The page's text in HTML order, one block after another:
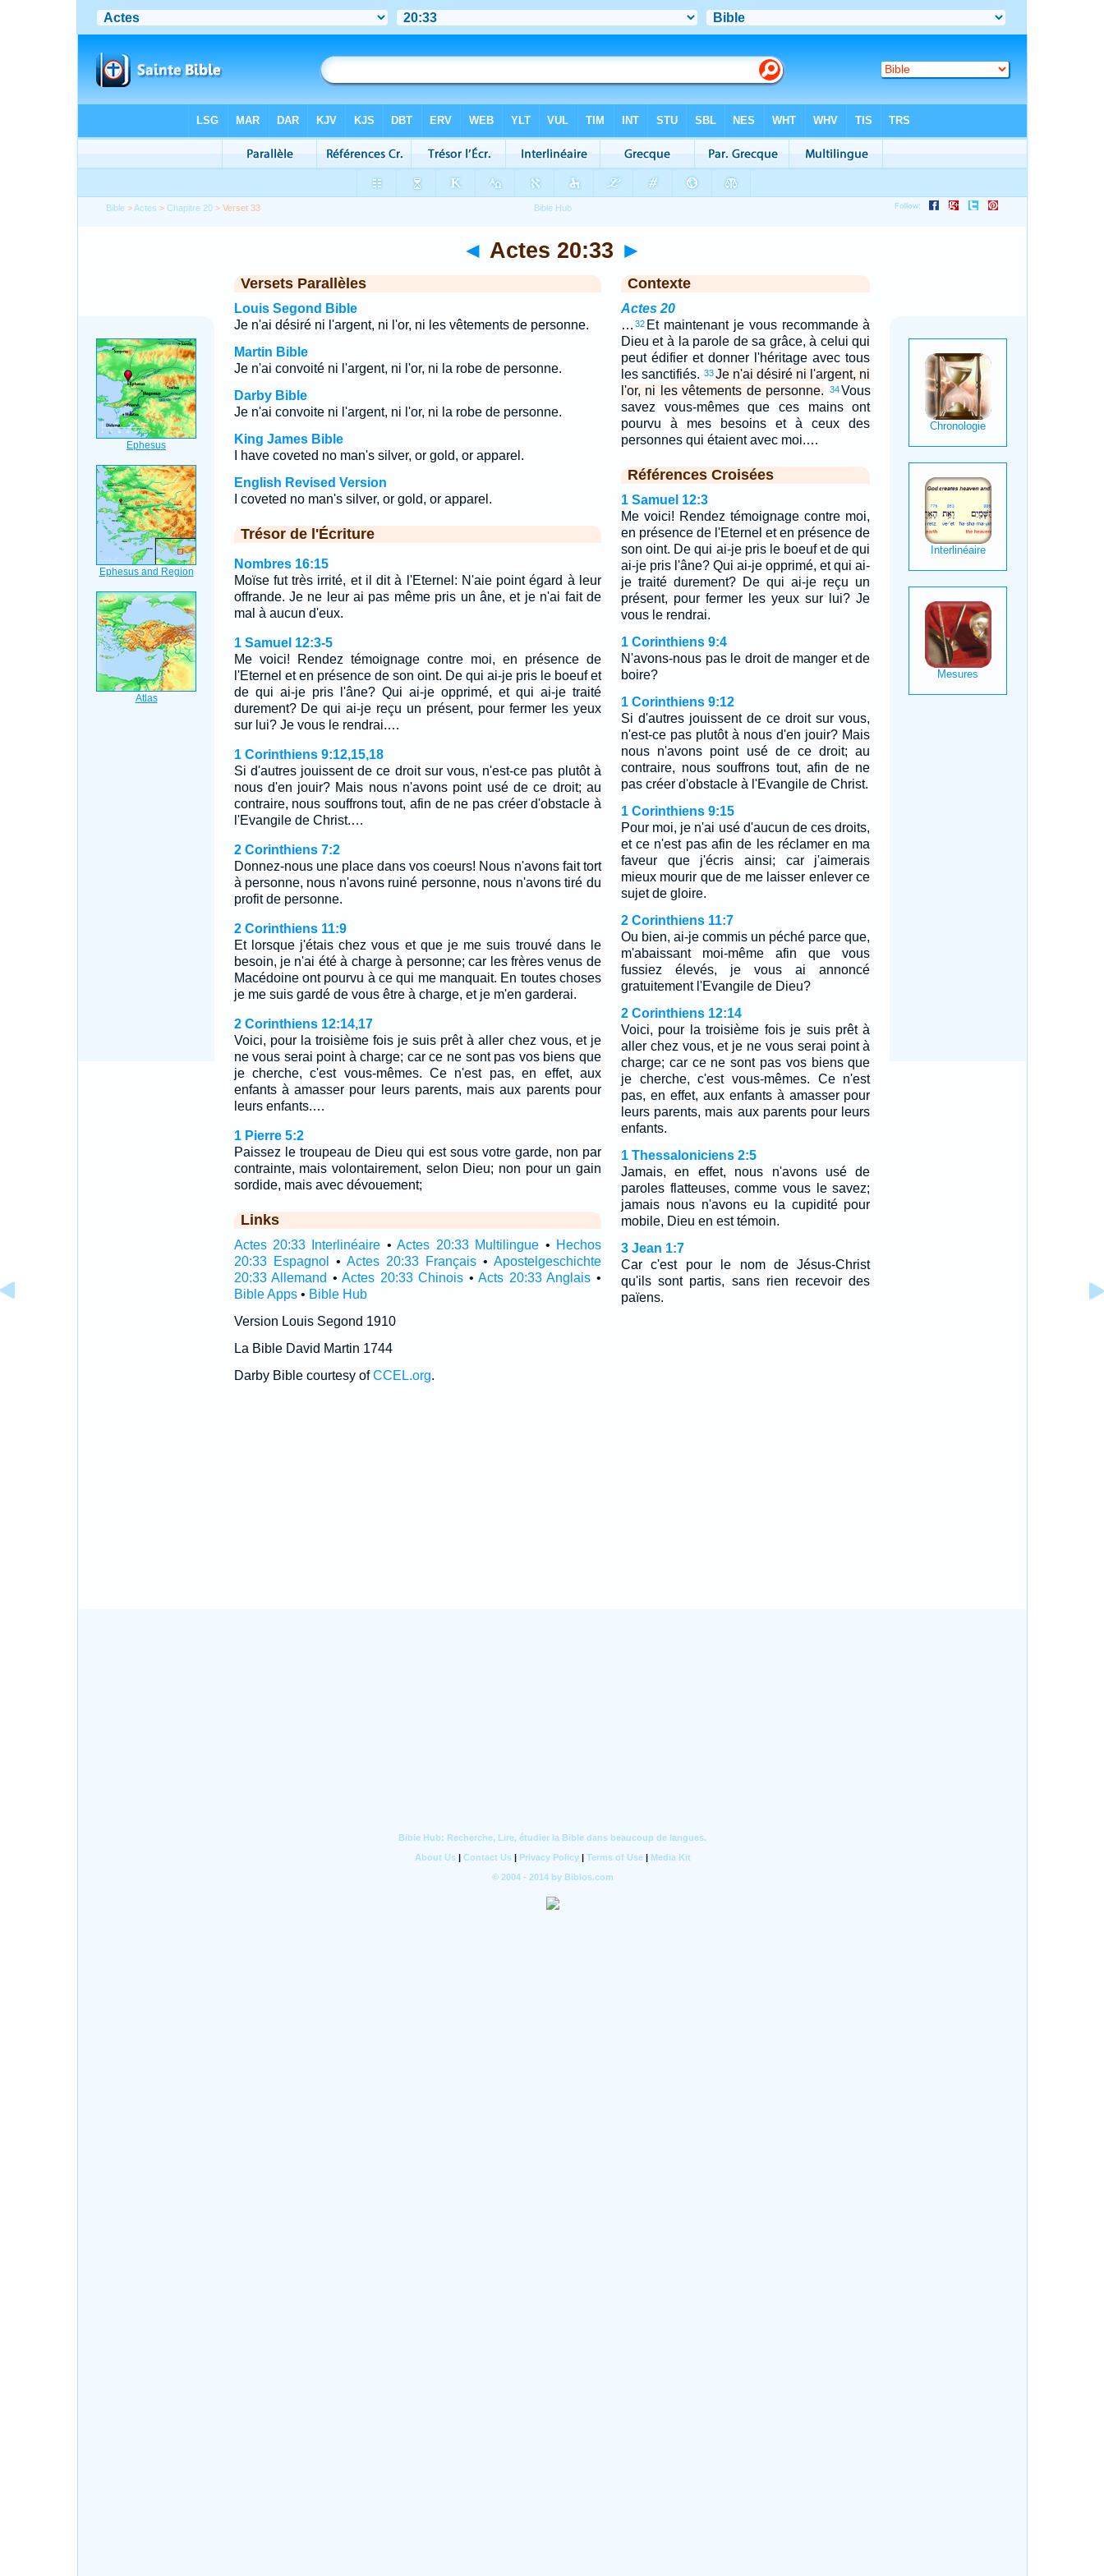
Bible >Actes >Chapitre 20 > Verset 33
◄ Actes 20:33 ►
Versets Parallèles
Louis Segond Bible
Je n'ai désiré ni l'argent, ni l'or, ni les vêtements de personne.
Martin Bible
Je n'ai convoité ni l'argent, ni l'or, ni la robe de personne.
Darby Bible
Je n'ai convoite ni l'argent, ni l'or, ni la robe de personne.
King James Bible
I have coveted no man's silver, or gold, or apparel.
English Revised Version
I coveted no man's silver, or gold, or apparel.
Trésor de l'Écriture
Nombres 16:15
Moïse fut très irrité, et il dit à l'Eternel: N'aie point égard à leur
offrande. Je ne leur ai pas même pris un âne, et je n'ai fait de
mal à aucun d'eux.
1 Samuel 12:3-5
Me voici! Rendez témoignage contre moi, en présence de
l'Eternel et en présence de son oint. De qui ai-je pris le boeuf et
de qui ai-je pris l'âne? Qui ai-je opprimé, et qui ai-je traité
durement? De qui ai-je reçu un présent, pour fermer les yeux
sur lui? Je vous le rendrai.…
1 Corinthiens 9:12,15,18
Si d'autres jouissent de ce droit sur vous, n'est-ce pas plutôt à
nous d'en jouir? Mais nous n'avons point usé de ce droit; au
contraire, nous souffrons tout, afin de ne pas créer d'obstacle à
l'Evangile de Christ.…
2 Corinthiens 7:2
Donnez-nous une place dans vos coeurs! Nous n'avons fait tort
à personne, nous n'avons ruiné personne, nous n'avons tiré du
profit de personne.
2 Corinthiens 11:9
Et lorsque j'étais chez vous et que je me suis trouvé dans le
besoin, je n'ai été à charge à personne; car les frères venus de
Macédoine ont pourvu à ce qui me manquait. En toutes choses
je me suis gardé de vous être à charge, et je m'en garderai.
2 Corinthiens 12:14,17
Voici, pour la troisième fois je suis prêt à aller chez vous, et je
ne vous serai point à charge; car ce ne sont pas vos biens que
je cherche, c'est vous-mêmes. Ce n'est pas, en effet, aux
enfants à amasser pour leurs parents, mais aux parents pour
leurs enfants.…
1 Pierre 5:2
Paissez le troupeau de Dieu qui est sous votre garde, non par
contrainte, mais volontairement, selon Dieu; non pour un gain
sordide, mais avec dévouement;
Links
Actes 20:33 Interlinéaire •Actes 20:33 Multilingue • Hechos
20:33 Espagnol
• Actes 20:33 Français• Apostelgeschichte
20:33 Allemand •Actes 20:33 Chinois •Acts 20:33 Anglais •
Bible Apps• Bible Hub
Version Louis Segond 1910
La Bible David Martin 1744
Darby Bible courtesy ofCCEL.org.
Contexte
Actes 20
… 32 Et maintenant je vous recommande à
Dieu et à la parole de sa grâce, à celui qui
peut édifier et donner l'héritage avec tous
les sanctifiés. 33Je n'ai désiré ni l'argent, ni
l'or, ni les vêtements de personne.
34 Vous
savez vous-mêmes que ces mains ont
pourvu à mes besoins et à ceux des
personnes qui étaient avec moi.…
Références Croisées
1 Samuel 12:3
Me voici! Rendez témoignage contre moi,
en présence de l'Eternel et en présence de
son oint. De qui ai-je pris le boeuf et de qui
ai-je pris l'âne? Qui ai-je opprimé, et qui ai-
je traité durement? De qui ai-je reçu un
présent, pour fermer les yeux sur lui? Je
vous le rendrai.
1 Corinthiens 9:4
N'avons-nous pas le droit de manger et de
boire?
1 Corinthiens 9:12
Si d'autres jouissent de ce droit sur vous,
n'est-ce pas plutôt à nous d'en jouir? Mais
nous n'avons point usé de ce droit; au
contraire, nous souffrons tout, afin de ne
pas créer d'obstacle à l'Evangile de Christ.
1 Corinthiens 9:15
Pour moi, je n'ai usé d'aucun de ces droits,
et ce n'est pas afin de les réclamer en ma
faveur que j'écris ainsi; car j'aimerais
mieux mourir que de me laisser enlever ce
sujet de gloire.
2 Corinthiens 11:7
Ou bien, ai-je commis un péché parce que,
m'abaissant moi-même afin que vous
fussiez élevés, je vous ai annoncé
gratuitement l'Evangile de Dieu?
2 Corinthiens 12:14
Voici, pour la troisième fois je suis prêt à
aller chez vous, et je ne vous serai point à
charge; car ce ne sont pas vos biens que
je cherche, c'est vous-mêmes. Ce n'est
pas, en effet, aux enfants à amasser pour
leurs parents, mais aux parents pour leurs
enfants.
1 Thessaloniciens 2:5
Jamais, en effet, nous n'avons usé de
paroles flatteuses, comme vous le savez;
jamais nous n'avons eu la cupidité pour
mobile, Dieu en est témoin.
3 Jean 1:7
Car c'est pour le nom de Jésus-Christ
qu'ils sont partis, sans rien recevoir des
païens.